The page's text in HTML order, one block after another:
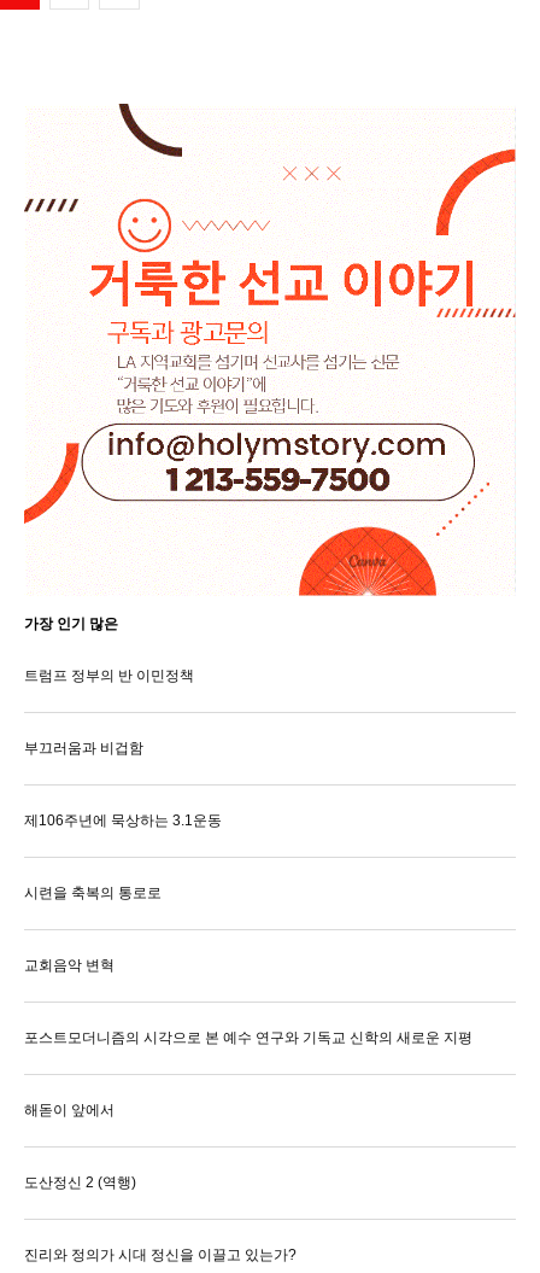
가장 인기 많은
트럼프 정부의 반 이민정책
부끄러움과 비겁함
제106주년에 묵상하는 3.1운동
시련을 축복의 통로로
교회음악 변혁
포스트모더니즘의 시각으로 본 예수 연구와 기독교 신학의 새로운 지평
해돋이 앞에서
도산정신 2 (역행)
진리와 정의가 시대 정신을 이끌고 있는가?